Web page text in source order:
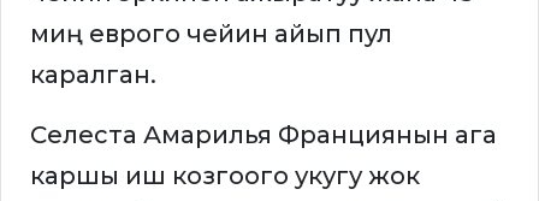
миң еврого чейин айып пул
каралган.
Селеста Амарилья Франциянын ага
каршы иш козгоого укугу жок